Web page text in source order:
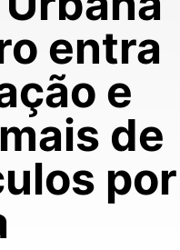
entra
e
de
por